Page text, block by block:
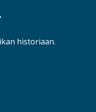
historiaan.